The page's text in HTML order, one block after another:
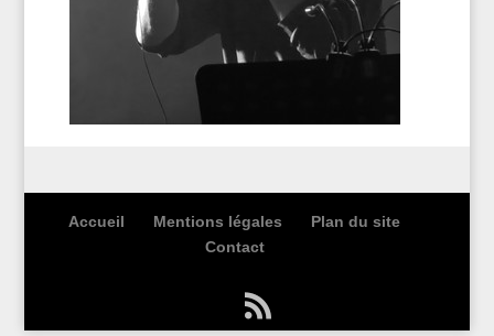
Accueil Mentions légales
Plan du site
Contact